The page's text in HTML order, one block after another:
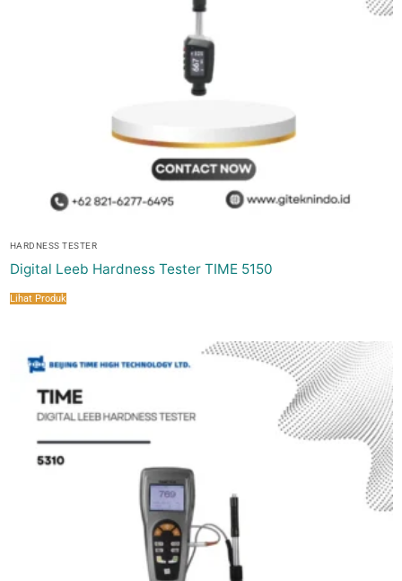
HARDNESS TESTER
Digital Leeb Hardness Tester TIME 5150
Lihat Produk